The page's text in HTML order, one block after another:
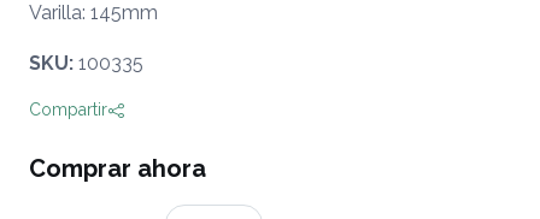
Varilla: 145mm
SKU: 100335
Compartir
Comprar ahora